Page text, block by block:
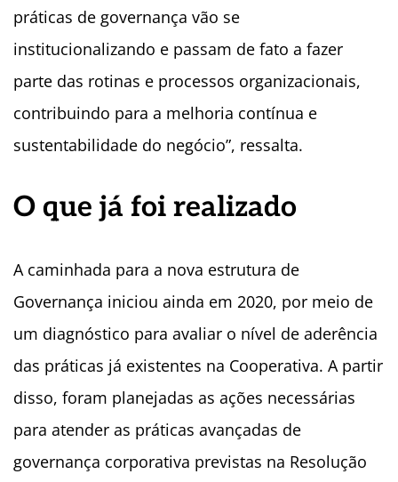
práticas de governança vão se
institucionalizando e passam de fato a fazer
parte das rotinas e processos organizacionais,
contribuindo para a melhoria contínua e
sustentabilidade do negócio”, ressalta.
O que já foi realizado
A caminhada para a nova estrutura de
Governança iniciou ainda em 2020, por meio de
um diagnóstico para avaliar o nível de aderência
das práticas já existentes na Cooperativa. A partir
disso, foram planejadas as ações necessárias
para atender as práticas avançadas de
governança corporativa previstas na Resolução